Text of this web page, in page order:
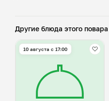
Другие блюда этого повара
10 августа с 17:00